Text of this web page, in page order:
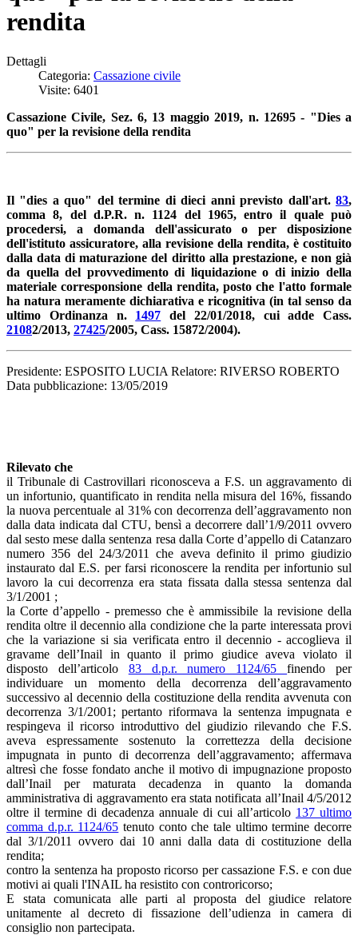
rendita
Dettagli
Categoria: Cassazione civile
Visite: 6401
Cassazione Civile, Sez. 6, 13 maggio 2019, n. 12695 - "Dies a
quo" per la revisione della rendita
Il "dies a quo" del termine di dieci anni previsto dall'art. 83,
comma 8, del d.P.R. n. 1124 del 1965, entro il quale può
procedersi, a domanda dell'assicurato o per disposizione
dell'istituto assicuratore, alla revisione della rendita, è costituito
dalla data di maturazione del diritto alla prestazione, e non già
da quella del provvedimento di liquidazione o di inizio della
materiale corresponsione della rendita, posto che l'atto formale
ha natura meramente dichiarativa e ricognitiva (in tal senso da
ultimo Ordinanza n. 1497 del 22/01/2018, cui adde Cass.
21082/2013, 27425/2005, Cass. 15872/2004).
Presidente: ESPOSITO LUCIA Relatore: RIVERSO ROBERTO
Data pubblicazione: 13/05/2019
Rilevato che
il Tribunale di Castrovillari riconosceva a F.S. un aggravamento di
un infortunio, quantificato in rendita nella misura del 16%, fissando
la nuova percentuale al 31% con decorrenza dell’aggravamento non
dalla data indicata dal CTU, bensì a decorrere dall’1/9/2011 ovvero
dal sesto mese dalla sentenza resa dalla Corte d’appello di Catanzaro
numero 356 del 24/3/2011 che aveva definito il primo giudizio
instaurato dal E.S. per farsi riconoscere la rendita per infortunio sul
lavoro la cui decorrenza era stata fissata dalla stessa sentenza dal
3/1/2001 ;
la Corte d’appello - premesso che è ammissibile la revisione della
rendita oltre il decennio alla condizione che la parte interessata provi
che la variazione si sia verificata entro il decennio - accoglieva il
gravame dell’Inail in quanto il primo giudice aveva violato il
disposto dell’articolo 83 d.p.r. numero 1124/65finendo per
individuare un momento della decorrenza dell’aggravamento
successivo al decennio della costituzione della rendita avvenuta con
decorrenza 3/1/2001; pertanto riformava la sentenza impugnata e
respingeva il ricorso introduttivo del giudizio rilevando che F.S.
aveva espressamente sostenuto la correttezza della decisione
impugnata in punto di decorrenza dell’aggravamento; affermava
altresì che fosse fondato anche il motivo di impugnazione proposto
dall’Inail per maturata decadenza in quanto la domanda
amministrativa di aggravamento era stata notificata all’Inail 4/5/2012
oltre il termine di decadenza annuale di cui all’articolo 137 ultimo
comma d.p.r. 1124/65 tenuto conto che tale ultimo termine decorre
dal 3/1/2011 ovvero dai 10 anni dalla data di costituzione della
rendita;
contro la sentenza ha proposto ricorso per cassazione F.S. e con due
motivi ai quali l'INAIL ha resistito con controricorso;
E stata comunicata alle parti al proposta del giudice relatore
unitamente al decreto di fissazione dell’udienza in camera di
consiglio non partecipata.